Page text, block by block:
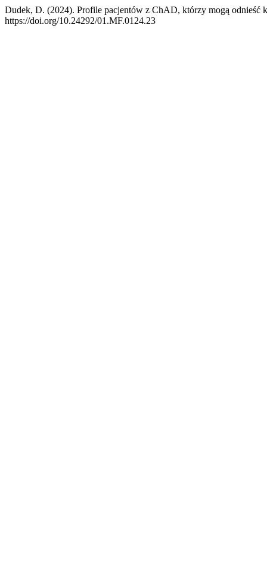
Dudek, D. (2024). Profile pacjentów z ChAD, którzy mogą odnieść
https://doi.org/10.24292/01.MF.0124.23